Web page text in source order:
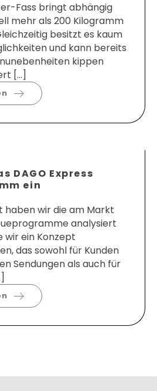
Fass bringt abhängig
mehr als 200 Kilogramm
besitzt es kaum
und kann bereits
kippen
[…]
DAGO Express
ein
haben wir die am Markt
analysiert
wir ein Konzept
das sowohl für Kunden
Sendungen als auch für